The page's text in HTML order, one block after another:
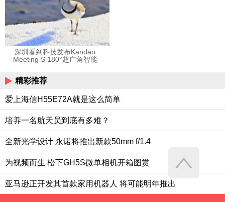
深圳看到科技发布Kandao
Meeting S 180°超广角智能
精彩推荐
爱上海信H55E72A就是这么简单
培养一名航天员到底有多难？
全新光学设计 永诺将推出新款50mm f/1.4
为视频而生 松下GH5S微单相机开箱图赏
亚马逊正开发其首款家用机器人 将可能明年推出